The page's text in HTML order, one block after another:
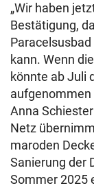
„Wir haben
Bestätigung,
kann. Wenn
könnte ab Juli
aufgenommen
Anna
Netz
maroden
Sanierung der
Sommer 2025